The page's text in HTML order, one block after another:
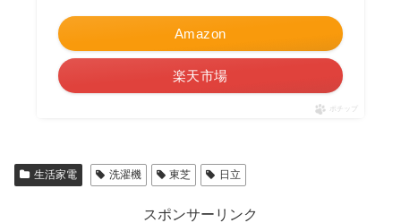
Amazon
楽天市場
ポチップ
生活家電 洗濯機 東芝 日立
スポンサーリンク